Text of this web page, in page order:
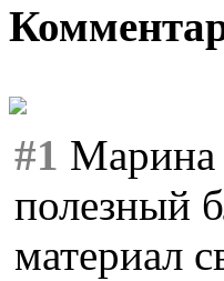
#1 Марина
полезный
материал